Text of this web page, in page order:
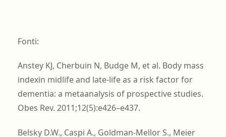
Fonti:
Anstey KJ, Cherbuin N, Budge M, et al. Body mass
indexin midlife and late-life as a risk factor for
dementia: a metaanalysis of prospective studies.
Obes Rev. 2011;12(5):e426–e437.
Belsky D.W., Caspi A., Goldman-Mellor S., Meier